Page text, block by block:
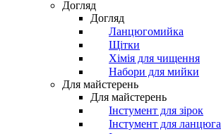
Догляд
Догляд
Ланцюгомийка
Щітки
Хімія для чищення
Набори для мийки
Для майстерень
Для майстерень
Інстумент для зірок
Інстумент для ланцюга